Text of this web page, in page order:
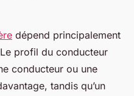
dépend principalement
profil du conducteur
conducteur ou une
tandis qu’un